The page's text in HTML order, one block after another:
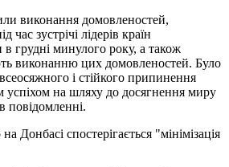
виконання домовленостей,
час зустрічі лідерів країн
в грудні минулого року, а також
виконанню цих домовленостей. Було
і стійкого припинення
успіхом на шляху до досягнення миру
повідомленні.
Донбасі спостерігається "мінімізація